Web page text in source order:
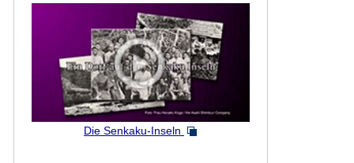
Die Senkaku-Inseln